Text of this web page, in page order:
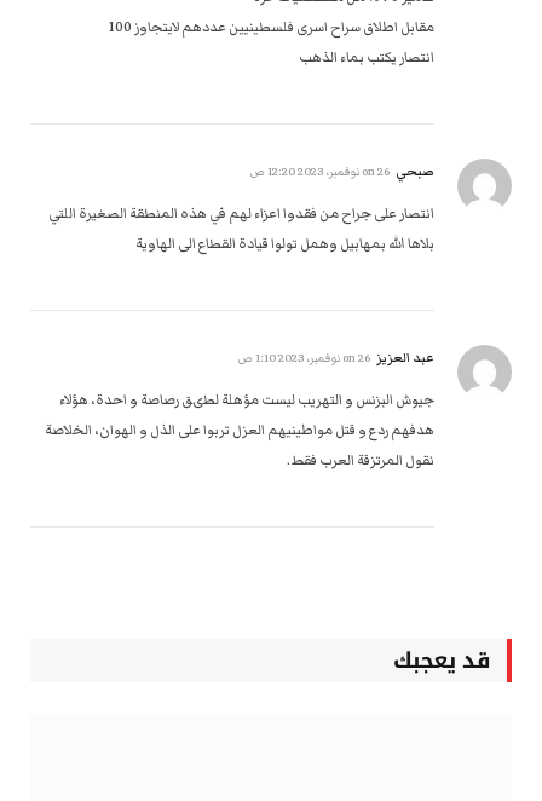
مقابل اطلاق سراح اسرى فلسطينيين عددهم لايتجاوز 100
انتصار يكتب بماء الذهب
صبحي 26 نوفمبر، 2023 12:20 ص
انتصار على جراح من فقدوا اعزاء لهم في هذه المنطقة الصغيرة اللتي
بلاها الله بمهابيل وهمل تولوا قيادة القطاع الى الهاوية
عبد العزيز 26 نوفمبر، 2023 1:10 ص
جيوش البزنس و التهريب ليست مؤهلة لطىق رصاصة و احدة، هؤلاء
هدفهم ردع و قتل مواطينيهم العزل تربوا على الذل و الهوان، الخلاصة
نقول المرتزقة العرب فقط.
قد يعجبك